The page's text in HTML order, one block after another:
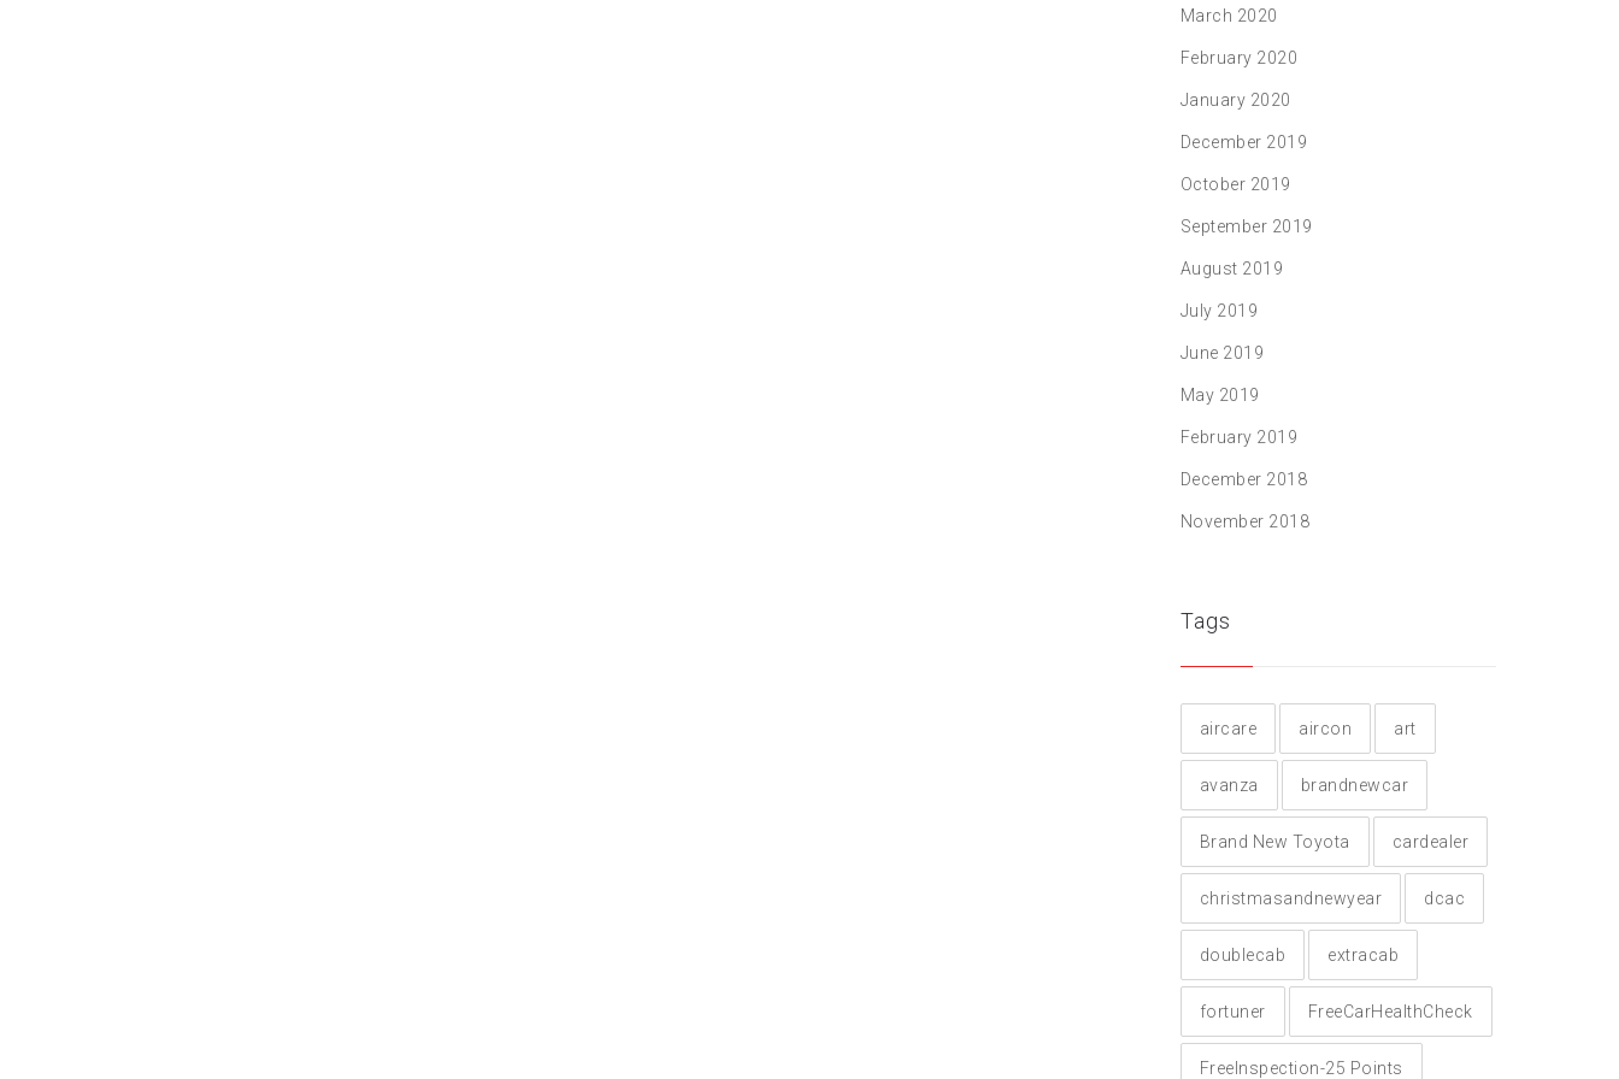
March 2020
February 2020
January 2020
December 2019
October 2019
September 2019
August 2019
July 2019
June 2019
May 2019
February 2019
December 2018
November 2018
Tags
aircare aircon art
avanza brandnewcar
Brand New Toyota cardealer
christmasandnewyear dcac
doublecab extracab
fortuner FreeCarHealthCheck
FreeInspection-25 Points